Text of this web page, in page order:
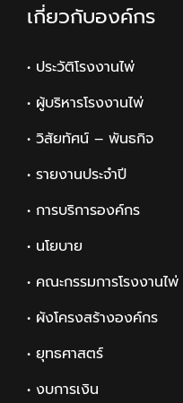
เกี่ยวกับองค์กร
• ประวัติโรงงานไพ่
• ผู้บริหารโรงงานไพ่
• วิสัยทัศน์ – พันธกิจ
• รายงานประจำปี
• การบริการองค์กร
• นโยบาย
• คณะกรรมการโรงงานไพ่
• ผังโครงสร้างองค์กร
• ยุทธศาสตร์
• งบการเงิน